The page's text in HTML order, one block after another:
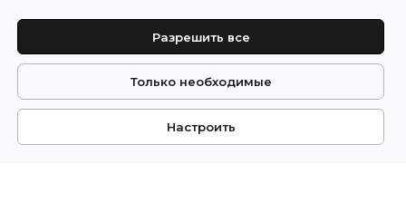
Разрешить все
Только необходимые
Настроить